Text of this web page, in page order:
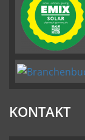
KONTAKT